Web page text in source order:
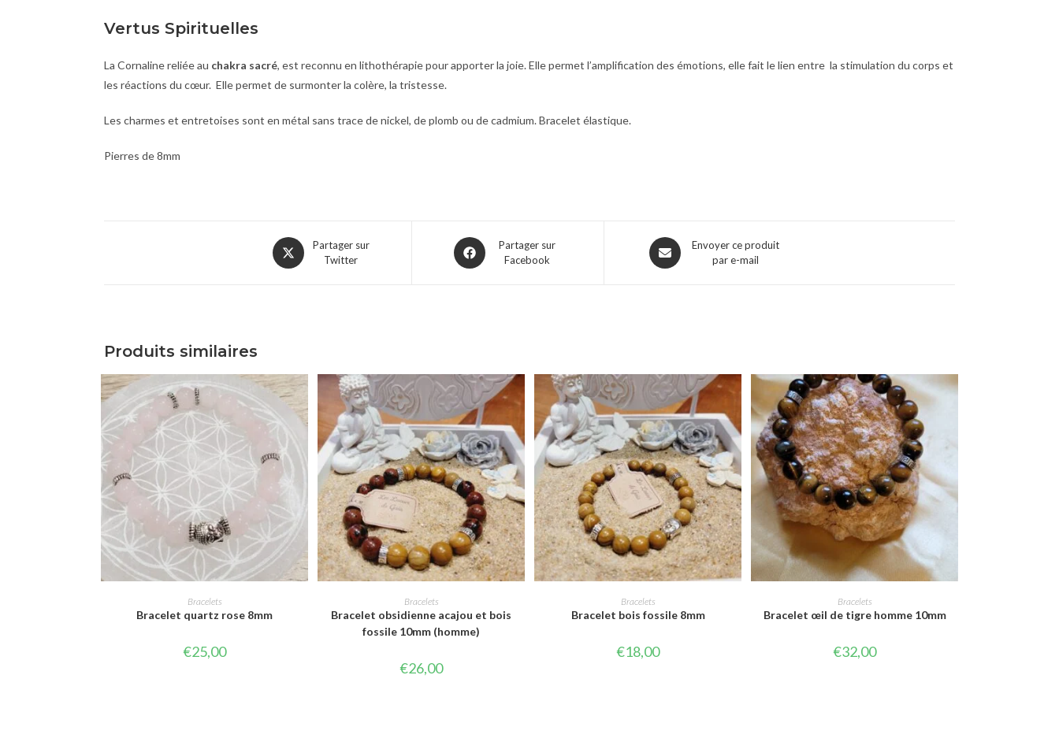
Vertus Spirituelles
La Cornaline reliée au chakra sacré, est reconnu en lithothérapie pour apporter la joie. Elle permet l’amplification des émotions, elle fait le lien entre la stimulation du corps et
les réactions du cœur. Elle permet de surmonter la colère, la tristesse.
Les charmes et entretoises sont en métal sans trace de nickel, de plomb ou de cadmium. Bracelet élastique.
Pierres de 8mm
Partager sur
Twitter
Partager sur
Facebook
Envoyer ce produit
par e-mail
Produits similaires
CHOIX DES OPTIONS
Bracelets
Bracelet quartz rose 8mm
€25,00
CHOIX DES OPTIONS
Bracelets
Bracelet obsidienne acajou et bois
fossile 10mm (homme)
€26,00
CHOIX DES OPTIONS
Bracelets
Bracelet bois fossile 8mm
€18,00
CHOIX DES OPTIONS
Bracelets
Bracelet œil de tigre homme 10mm
€32,00